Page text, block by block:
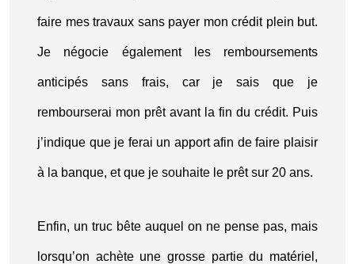
faire mes travaux sans payer mon crédit plein but.
Je négocie également les remboursements
anticipés sans frais, car je sais que je
rembourserai mon prêt avant la fin du crédit. Puis
j’indique que je ferai un apport afin de faire plaisir
à la banque, et que je souhaite le prêt sur 20 ans.
Enfin, un truc bête auquel on ne pense pas, mais
lorsqu’on achète une grosse partie du matériel,